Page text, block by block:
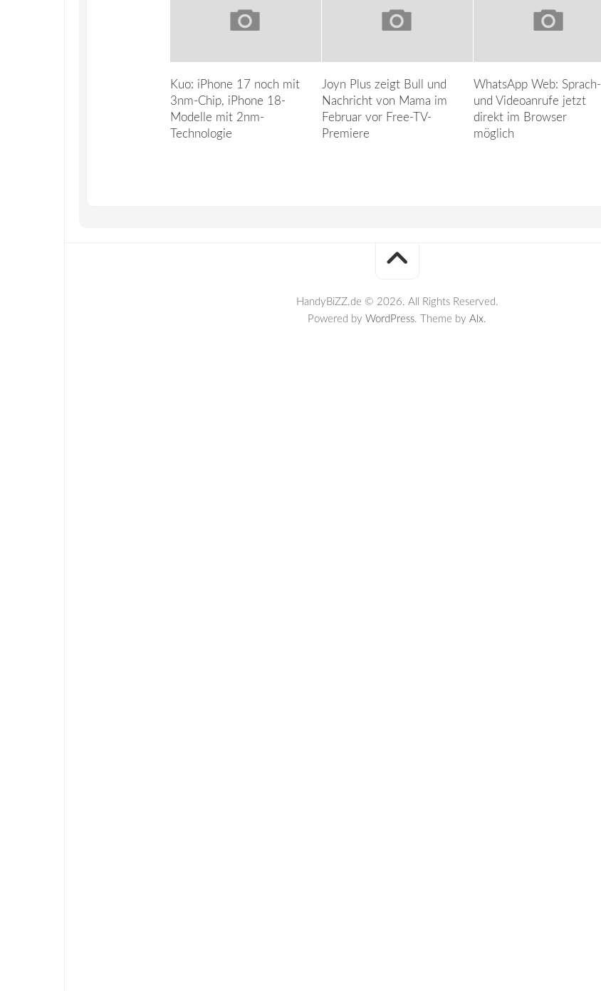
Kuo: iPhone 17 noch mit
3nm-Chip, iPhone 18-
Modelle mit 2nm-
Technologie
Joyn Plus zeigt Bull und
Nachricht von Mama im
Februar vor Free-TV-
Premiere
WhatsApp Web: Sprach-
und Videoanrufe jetzt
direkt im Browser
möglich
HandyBiZZ.de © 2026. All Rights Reserved.
Powered by WordPress. Theme by Alx.